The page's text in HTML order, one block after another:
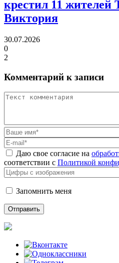
крестил 11 жителей
Виктория
30.07.2026
0
2
Комментарий к записи
Даю свое согласие на
соответствии с Политикой
Запомнить меня